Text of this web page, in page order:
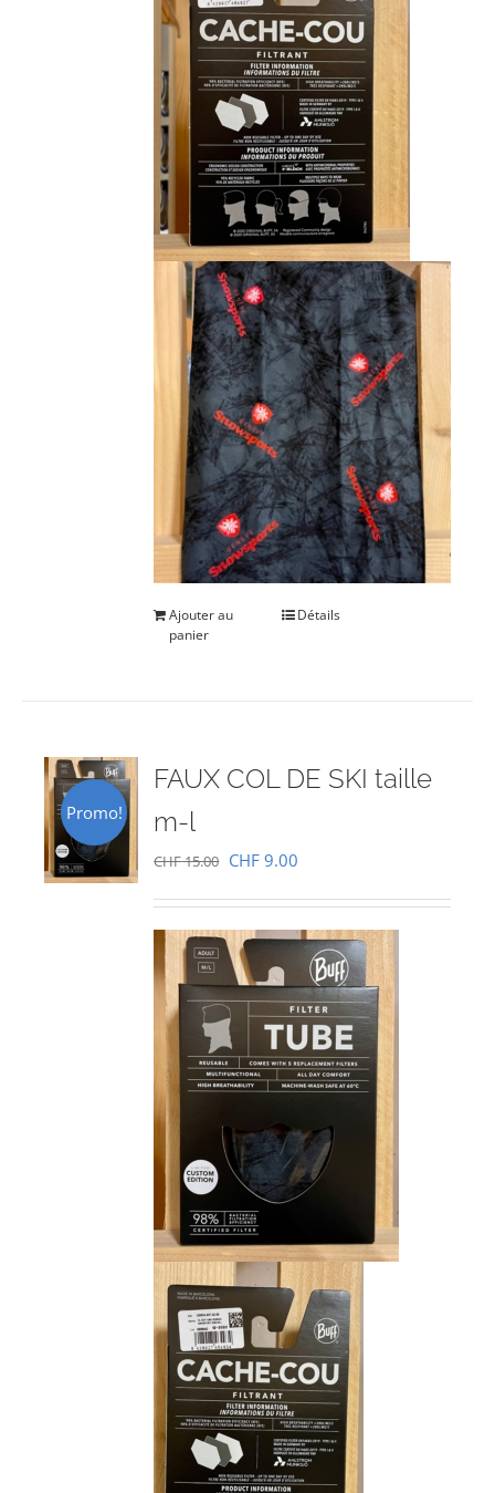
Ajouter au
panier
Détails
Promo!
FAUX COL DE SKI taille
m-l
CHF15.00 Le
initial
était :
CHF 15.00.
CHF 9.00
actuel
est :
CHF 9.00.